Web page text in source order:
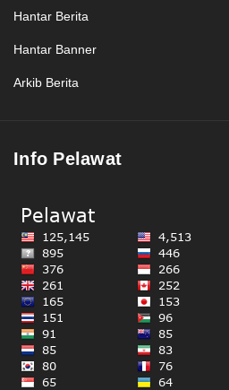
Hantar Berita
Hantar Banner
Arkib Berita
Info Pelawat